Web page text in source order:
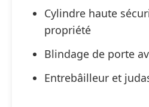
Cylindre haute
propriété
Blindage de porte
Entrebâilleur et